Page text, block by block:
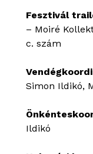
Fesztivál
– Moiré
c. szám
Simon Ildikó,
Ildikó